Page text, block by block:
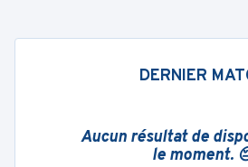
DERNIER
Aucun résultat de
le moment.